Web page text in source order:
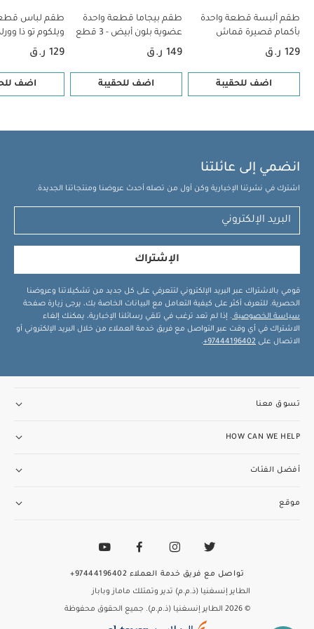
طقم ألبسة قطعة واحدة
بأكمام قصيرة قماش
عضوي بلون أبيض - 5 قطع
129 ر.ق
اضف للحقيبة
طقم بيجاما قطعة واحدة
عضوية بلون أبيض - 3 قطع
149 ر.ق
اضف للحقيبة
طقم لباس
ويلكوم تو ذا
5 قطع
129 ر.ق
اضف
انضمي إلى عائلتنا
اشترك في نشرتنا الإخبارية وكن أول من تصله أحدث عروضنا ومنتجاتنا الجديدة.
الإشتراك
قومي بالاشتراك عبر البريد الإلكتروني لتتعرفي على كل جديد من تشكيلاتنا وعروضنا
الحصرية. للتعرف أكثر على كيفية التعامل مع البيانات الخاصة بك، يرجى زيارة صفحة
سياسة الخصوصية . إذا لم تعد ترغب في تلقي رسائلنا الإخبارية، يمكنك إلغاء
الاشتراك في أي وقت عبر التواصل مع فريق خدمة العملاء من خلال البريد الإلكتروني أو
الاتصال على 97444196402+
.
تسوق معنا
HOW CAN WE HELP
أفضل الفئات
موقع
الطاير إنسغنيا (ذ.م.م) تدير وتمتلك ماماز وباباز
© 2026 الطاير إنسغنيا (ذ.م.م). جميع الحقوق محفوظة
تواصل مع فريق خدمة العملاء 97444196402+